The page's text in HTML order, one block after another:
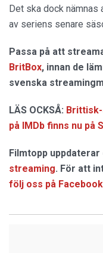
Det ska dock
av seriens senare
Passa på att
BritBox, innan de
svenska
LÄS OCKSÅ:
på IMDb finns nu på
Filmtopp
streaming. För att
följ oss på Facebook